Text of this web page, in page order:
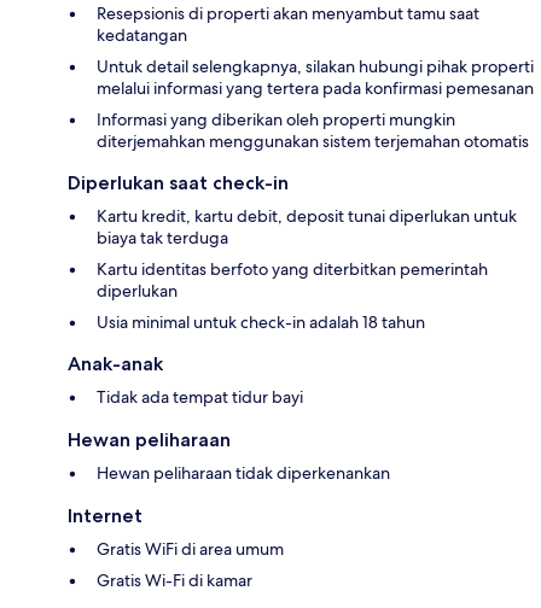
Resepsionis di properti akan menyambut tamu saat
kedatangan
Untuk detail selengkapnya, silakan hubungi pihak properti
melalui informasi yang tertera pada konfirmasi pemesanan
Informasi yang diberikan oleh properti mungkin
diterjemahkan menggunakan sistem terjemahan otomatis
Diperlukan saat check-in
Kartu kredit, kartu debit, deposit tunai diperlukan untuk
biaya tak terduga
Kartu identitas berfoto yang diterbitkan pemerintah
diperlukan
Usia minimal untuk check-in adalah 18 tahun
Anak-anak
Tidak ada tempat tidur bayi
Hewan peliharaan
Hewan peliharaan tidak diperkenankan
Internet
Gratis WiFi di area umum
Gratis Wi-Fi di kamar